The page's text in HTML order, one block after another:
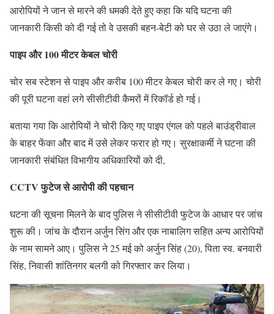
आरोपियों ने जान से मारने की धमकी देते हुए कहा कि यदि घटना की
जानकारी किसी को दी गई तो वे उसकी बहन-बेटी को घर से उठा ले जाएंगे।
पाइप और 100 मीटर केबल चोरी
चोर सब स्टेशन से पाइप और करीब 100 मीटर केबल चोरी कर ले गए। चोरी
की पूरी घटना वहां लगे सीसीटीवी कैमरों में रिकॉर्ड हो गई।
बताया गया कि आरोपियों ने चोरी किए गए पाइप एंगल को पहले बाउंड्रीवाल
के बाहर फेंका और बाद में उसे लेकर फरार हो गए। सुरक्षाकर्मी ने घटना की
जानकारी संबंधित विभागीय अधिकारियों को दी,
CCTV फुटेज से आरोपी की पहचान
घटना की सूचना मिलने के बाद पुलिस ने सीसीटीवी फुटेज के आधार पर जांच
शुरू की। जांच के दौरान अर्जुन सिंग और एक नाबालिग सहित अन्य आरोपियों
के नाम सामने आए। पुलिस ने 25 मई को अर्जुन सिंह (20), पिता स्व. बनवारी
सिंह, निवासी शांतिनगर बलगी को गिरफ्तार कर लिया।